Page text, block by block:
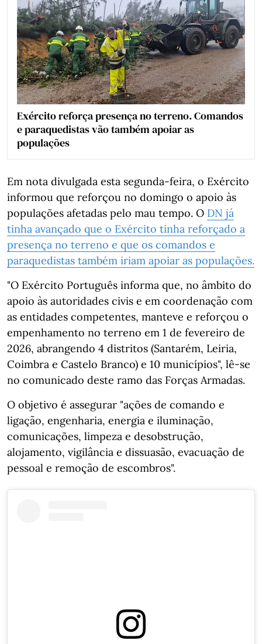
Exército reforça presença no terreno. Comandos
e paraquedistas vão também apoiar as
populações
Em nota divulgada esta segunda-feira, o Exército
informou que reforçou no domingo o apoio às
populações afetadas pelo mau tempo. O DN já
tinha avançado que o Exército tinha reforçado a
presença no terreno e que os comandos e
paraquedistas também iriam apoiar as populações.
"O Exército Português informa que, no âmbito do
apoio às autoridades civis e em coordenação com
as entidades competentes, manteve e reforçou o
empenhamento no terreno em 1 de fevereiro de
2026, abrangendo 4 distritos (Santarém, Leiria,
Coimbra e Castelo Branco) e 10 municípios", lê-se
no comunicado deste ramo das Forças Armadas.
O objetivo é assegurar "ações de comando e
ligação, engenharia, energia e iluminação,
comunicações, limpeza e desobstrução,
alojamento, vigilância e dissuasão, evacuação de
pessoal e remoção de escombros".